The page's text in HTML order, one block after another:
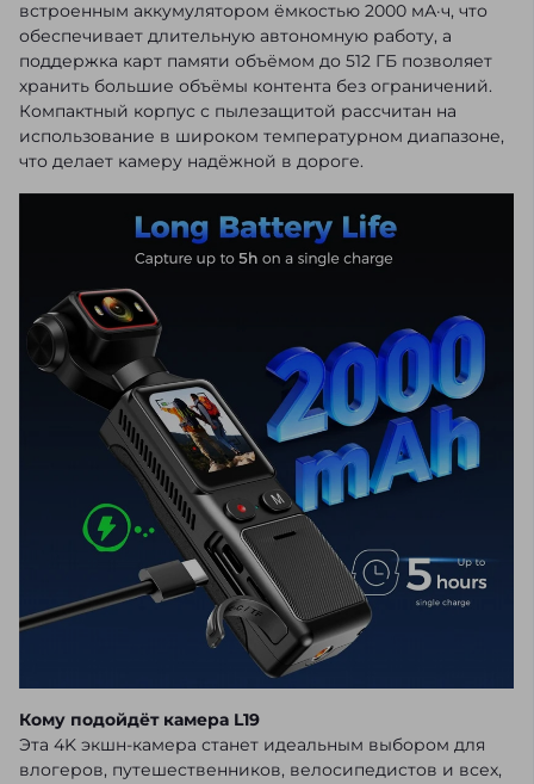
встроенным аккумулятором ёмкостью 2000 мА·ч, что
обеспечивает длительную автономную работу, а
поддержка карт памяти объёмом до 512 ГБ позволяет
хранить большие объёмы контента без ограничений.
Компактный корпус с пылезащитой рассчитан на
использование в широком температурном диапазоне,
что делает камеру надёжной в дороге.
Кому подойдёт камера L19
Эта 4K экшн-камера станет идеальным выбором для
влогеров, путешественников, велосипедистов и всех,